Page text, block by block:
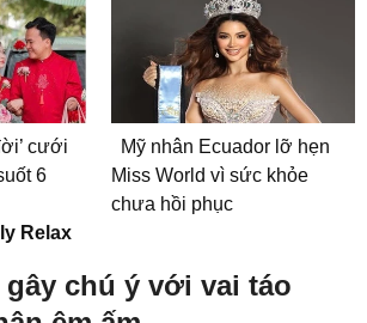
cưới
6
Mỹ nhân Ecuador lỡ hẹn
Miss World vì sức khỏe
chưa hồi phục
Relax
chú ý với vai táo